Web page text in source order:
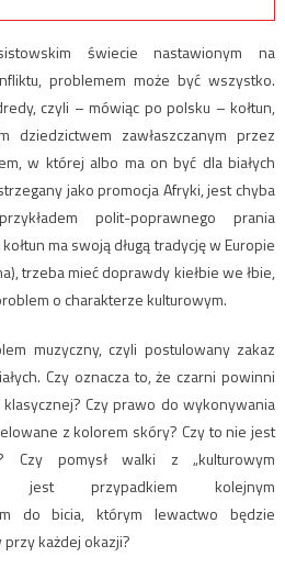
świecie nastawionym na
problemem może być wszystko.
czyli – mówiąc po polsku – kołtun,
dziedzictwem zawłaszczanym przez
w której albo ma on być dla białych
jako promocja Afryki, jest chyba
polit-poprawnego prania
ma swoją długą tradycję w Europie
trzeba mieć doprawdy kiełbie we łbie,
o charakterze kulturowym.
muzyczny, czyli postulowany zakaz
Czy oznacza to, że czarni powinni
Czy prawo do wykonywania
z kolorem skóry? Czy to nie jest
Czy pomysł walki z „kulturowym
jest przypadkiem kolejnym
do bicia, którym lewactwo będzie
każdej okazji?